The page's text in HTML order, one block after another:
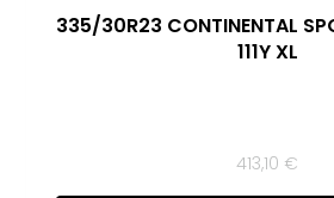
335/30R23 CONTINENTAL
111Y XL
413,10 €